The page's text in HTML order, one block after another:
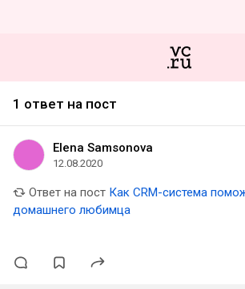
1 ответ на пост
Elena Samsonova
12.08.2020
Ответ на пост Как CRM-система
домашнего любимца